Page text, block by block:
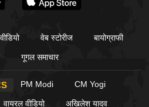
वीडियो वेब स्टोरीज बायोग्राफी
गूगल समाचार
PM Modi CM Yogi
वायरल वीडियो अखिलेश यादव